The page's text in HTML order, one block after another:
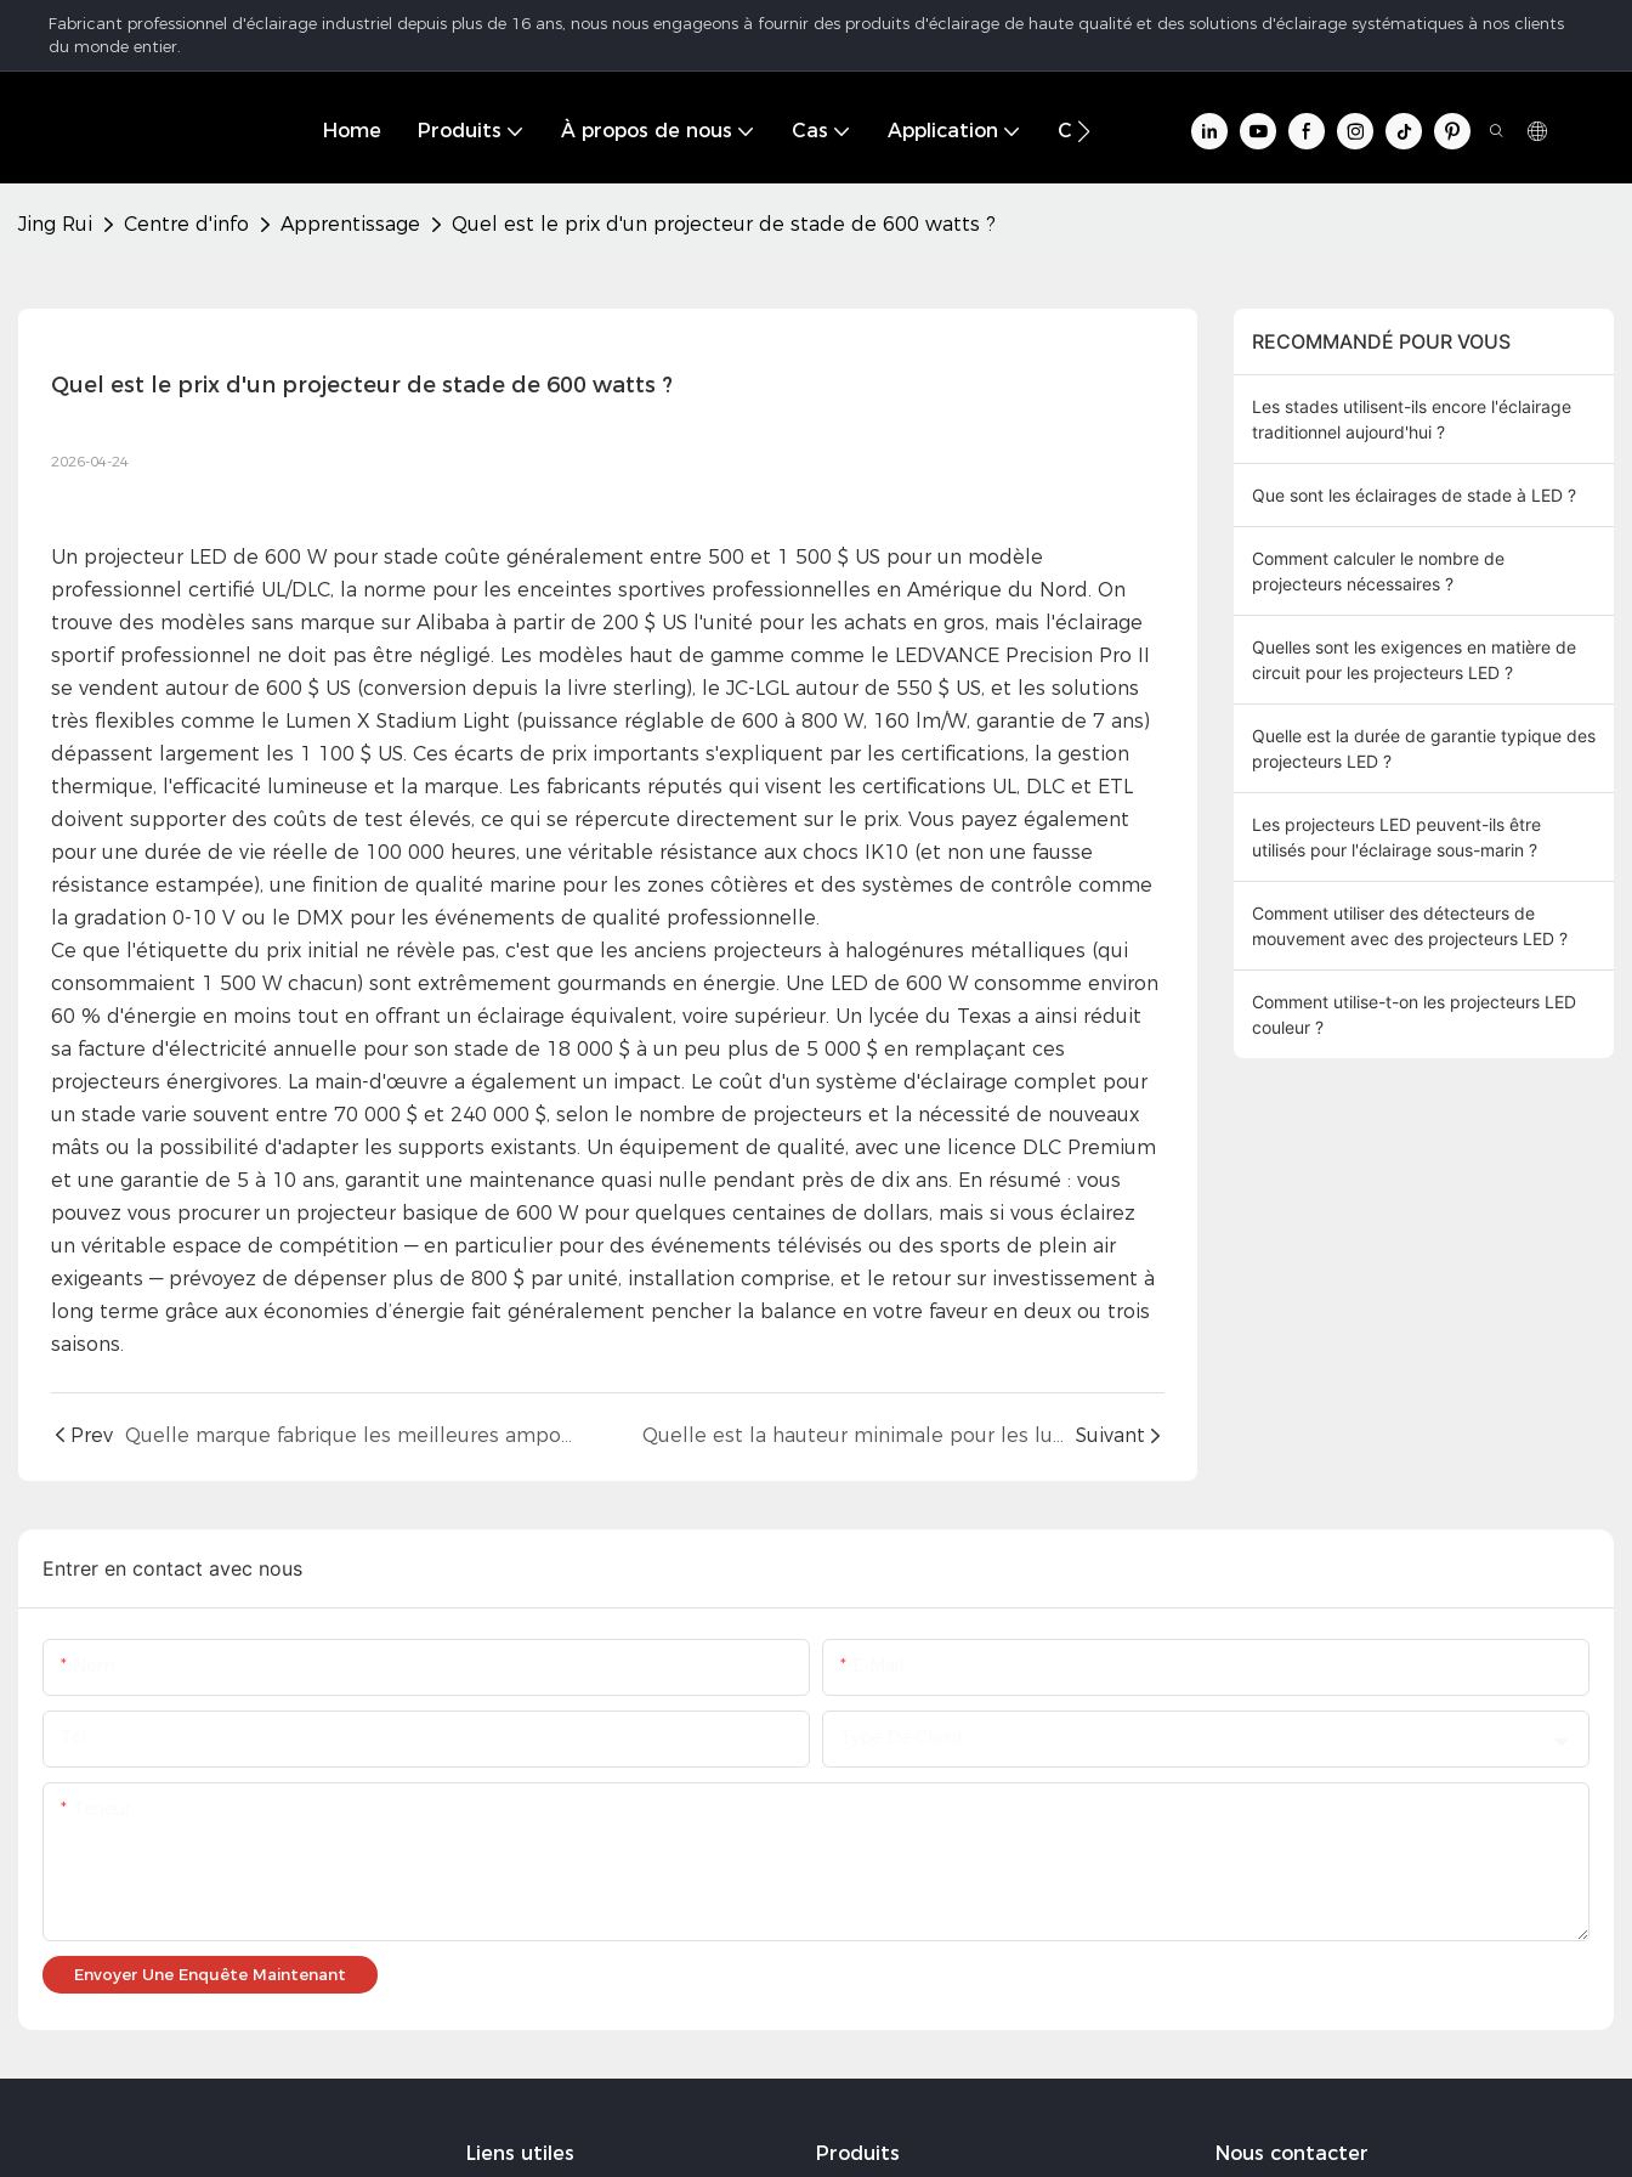
Fabricant professionnel d'éclairage industriel depuis plus de 16 ans, nous nous engageons à fournir des produits d'éclairage de haute qualité et des solutions d'éclairage systématiques à nos clients
du monde entier.
Home Produits À propos de nous Cas Application Centre d'info Contacter
Jing Rui Centre d'info Apprentissage Quel est le prix d'un projecteur de stade de 600 watts ?
Quel est le prix d'un projecteur de stade de 600 watts ?
2026-04-24
Un projecteur LED de 600 W pour stade coûte généralement entre 500 et 1 500 $ US pour un modèle
professionnel certifié UL/DLC, la norme pour les enceintes sportives professionnelles en Amérique du Nord. On
trouve des modèles sans marque sur Alibaba à partir de 200 $ US l'unité pour les achats en gros, mais l'éclairage
sportif professionnel ne doit pas être négligé. Les modèles haut de gamme comme le LEDVANCE Precision Pro II
se vendent autour de 600 $ US (conversion depuis la livre sterling), le JC-LGL autour de 550 $ US, et les solutions
très flexibles comme le Lumen X Stadium Light (puissance réglable de 600 à 800 W, 160 lm/W, garantie de 7 ans)
dépassent largement les 1 100 $ US. Ces écarts de prix importants s'expliquent par les certifications, la gestion
thermique, l'efficacité lumineuse et la marque. Les fabricants réputés qui visent les certifications UL, DLC et ETL
doivent supporter des coûts de test élevés, ce qui se répercute directement sur le prix. Vous payez également
pour une durée de vie réelle de 100 000 heures, une véritable résistance aux chocs IK10 (et non une fausse
résistance estampée), une finition de qualité marine pour les zones côtières et des systèmes de contrôle comme
la gradation 0-10 V ou le DMX pour les événements de qualité professionnelle.
Ce que l'étiquette du prix initial ne révèle pas, c'est que les anciens projecteurs à halogénures métalliques (qui
consommaient 1 500 W chacun) sont extrêmement gourmands en énergie. Une LED de 600 W consomme environ
60 % d'énergie en moins tout en offrant un éclairage équivalent, voire supérieur. Un lycée du Texas a ainsi réduit
sa facture d'électricité annuelle pour son stade de 18 000 $ à un peu plus de 5 000 $ en remplaçant ces
projecteurs énergivores. La main-d'œuvre a également un impact. Le coût d'un système d'éclairage complet pour
un stade varie souvent entre 70 000 $ et 240 000 $, selon le nombre de projecteurs et la nécessité de nouveaux
mâts ou la possibilité d'adapter les supports existants. Un équipement de qualité, avec une licence DLC Premium
et une garantie de 5 à 10 ans, garantit une maintenance quasi nulle pendant près de dix ans. En résumé : vous
pouvez vous procurer un projecteur basique de 600 W pour quelques centaines de dollars, mais si vous éclairez
un véritable espace de compétition — en particulier pour des événements télévisés ou des sports de plein air
exigeants — prévoyez de dépenser plus de 800 $ par unité, installation comprise, et le retour sur investissement à
long terme grâce aux économies d’énergie fait généralement pencher la balance en votre faveur en deux ou trois
saisons.
Prev Quelle marque fabrique les meilleures ampoules LED ? Quelle est la hauteur minimale pour les luminaires LED en grande hauteur ? Suivant
RECOMMANDÉ POUR VOUS
Les stades utilisent-ils encore l'éclairage
traditionnel aujourd'hui ?
Que sont les éclairages de stade à LED ?
Comment calculer le nombre de
projecteurs nécessaires ?
Quelles sont les exigences en matière de
circuit pour les projecteurs LED ?
Quelle est la durée de garantie typique des
projecteurs LED ?
Les projecteurs LED peuvent-ils être
utilisés pour l'éclairage sous-marin ?
Comment utiliser des détecteurs de
mouvement avec des projecteurs LED ?
Comment utilise-t-on les projecteurs LED
couleur ?
Entrer en contact avec nous
Envoyer Une Enquête Maintenant
Liens utiles Produits Nous contacter